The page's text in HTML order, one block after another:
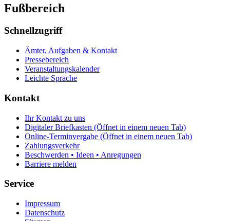
Fußbereich
Schnellzugriff
Ämter, Aufgaben & Kontakt
Pressebereich
Veranstaltungskalender
Leichte Sprache
Kontakt
Ihr Kontakt zu uns
Digitaler Briefkasten (Öffnet in einem neuen Tab)
Online-Terminvergabe (Öffnet in einem neuen Tab)
Zahlungsverkehr
Beschwerden • Ideen • Anregungen
Barriere melden
Service
Impressum
Datenschutz